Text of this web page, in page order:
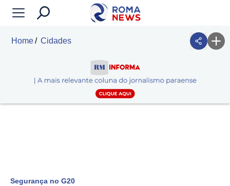
Home Cidades
Segurança no G20